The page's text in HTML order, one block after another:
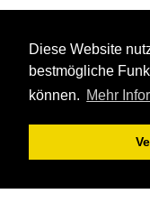
Diese Website
bestmögliche
können. Mehr
Redaktion: Sehpferd
Diese Zeitung ist
Deswegen ist sie